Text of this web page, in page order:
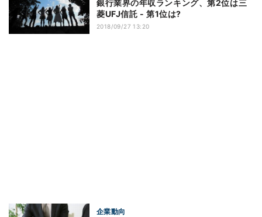
銀行業界の年収ランキング、第2位は三
菱UFJ信託 - 第1位は?
2018/09/27 13:20
企業動向